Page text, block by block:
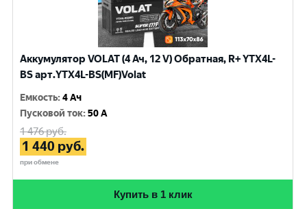
Аккумулятор VOLAT (4 Ач, 12 V) Обратная, R+ YTX4L-
BS арт.YTX4L-BS(MF)Volat
Емкость:4 Ач
Пусковой ток:50 A
1 476руб.
1 440 руб.
при обмене
Купить в 1 клик